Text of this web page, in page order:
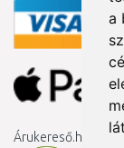
a
Árukereső.hu